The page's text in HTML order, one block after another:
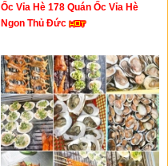
Ốc Vỉa Hè 178 Quán Ốc Vỉa Hè
Ngon Thủ Đức